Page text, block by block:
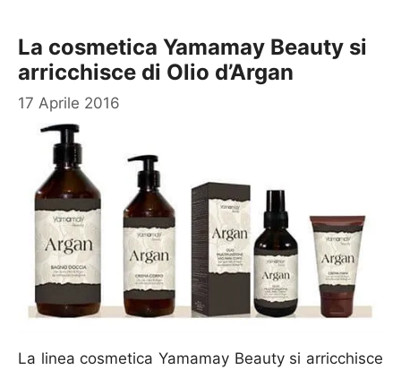
La cosmetica Yamamay Beauty si
arricchisce di Olio d’Argan
17 Aprile 2016
La linea cosmetica Yamamay Beauty si arricchisce